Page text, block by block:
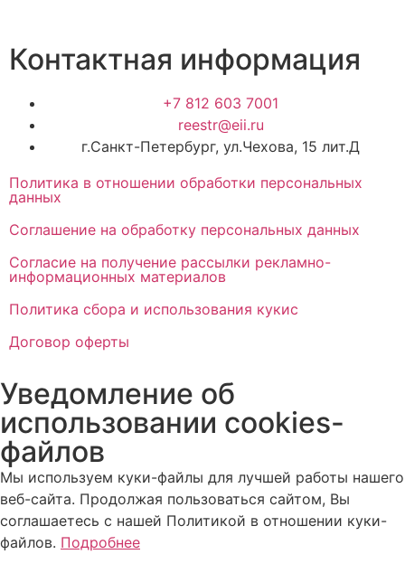
Контактная информация
+7 812 603 7001
reestr@eii.ru
г.Санкт-Петербург, ул.Чехова, 15 лит.Д
Политика в отношении обработки персональных
данных
Соглашение на обработку персональных данных
Согласие на получение рассылки рекламно-
информационных материалов
Политика сбора и использования кукис
Договор оферты
Уведомление об
использовании cookies-
файлов
Мы используем куки-файлы для лучшей работы нашего
веб-сайта. Продолжая пользоваться сайтом, Вы
соглашаетесь с нашей Политикой в отношении куки-
файлов. Подробнее